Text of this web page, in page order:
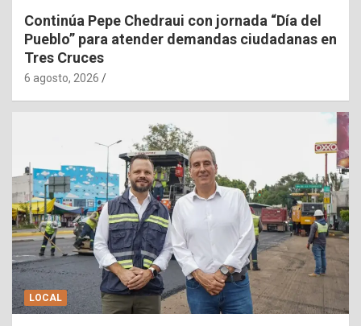
Continúa Pepe Chedraui con jornada “Día del
Pueblo” para atender demandas ciudadanas en
Tres Cruces
6 agosto, 2026
LOCAL